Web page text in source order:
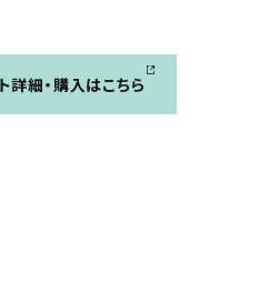
詳細・購入はこちら